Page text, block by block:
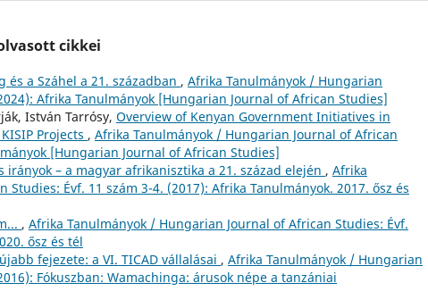
cikkei
és a Száhel a 21. században , Afrika Tanulmányok / Hungarian
Afrika Tanulmányok [Hungarian Journal of African Studies]
István Tarrósy, Overview of Kenyan Government Initiatives in
Projects , Afrika Tanulmányok / Hungarian Journal of African
[Hungarian Journal of African Studies]
irányok – a magyar afrikanisztika a 21. század elején , Afrika
Évf. 11 szám 3-4. (2017): Afrika Tanulmányok. 2017. ősz és
, Afrika Tanulmányok / Hungarian Journal of African Studies: Évf.
ősz és tél
fejezete: a VI. TICAD vállalásai , Afrika Tanulmányok / Hungarian
Fókuszban: Wamachinga: árusok népe a tanzániai